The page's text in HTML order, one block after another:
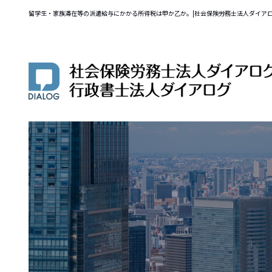
留学生・家族滞在等の派遣給与にかかる所得税は甲か乙か。|社会保険労務士法人ダイア